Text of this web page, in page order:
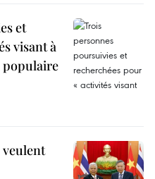
et
visant à
veulent